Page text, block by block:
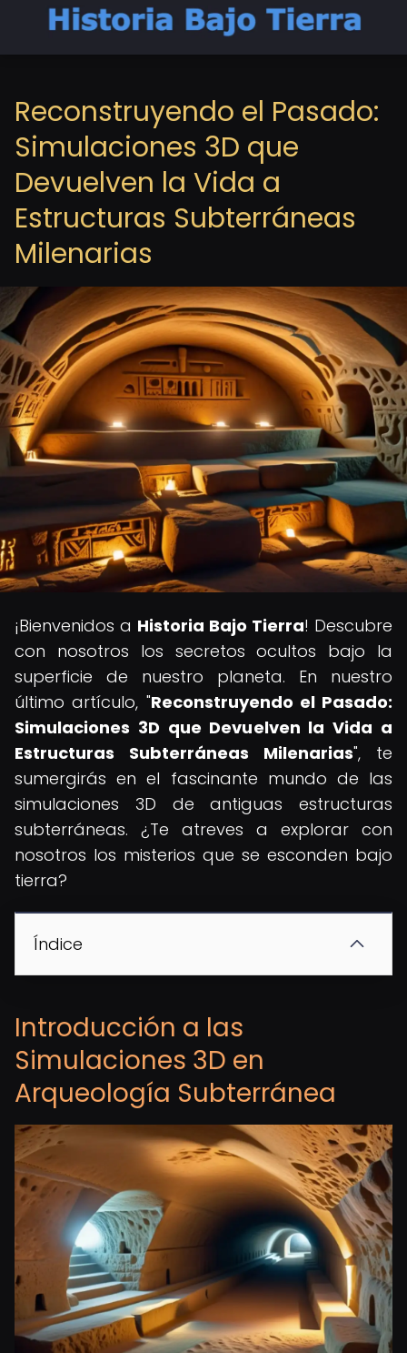
Reconstruyendo el Pasado:
Simulaciones 3D que
Devuelven la Vida a
Estructuras Subterráneas
Milenarias
¡Bienvenidos a Historia Bajo Tierra! Descubre
con nosotros los secretos ocultos bajo la
superficie de nuestro planeta. En nuestro
último artículo, "Reconstruyendo el Pasado:
Simulaciones 3D que Devuelven la Vida a
Estructuras Subterráneas Milenarias", te
sumergirás en el fascinante mundo de las
simulaciones 3D de antiguas estructuras
subterráneas. ¿Te atreves a explorar con
nosotros los misterios que se esconden bajo
tierra?
Índice
Introducción a las
Simulaciones 3D en
Arqueología Subterránea